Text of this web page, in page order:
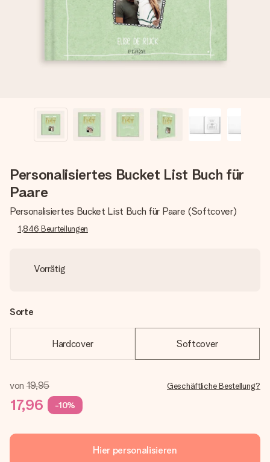
Montag - Freitag : 8:30 - 17:00 Uhr
Samstag - Sonntag : 8:30 - 13:00 Uhr
Personalisiertes Bucket List Buch für
Paare
Personalisiertes Bucket List Buch für Paare (Softcover)
1,846 Beurteilungen
Vorrätig
Sorte
Hardcover Softcover
von 19,95
17,96 -10%
Geschäftliche Bestellung?
Hier personalisieren